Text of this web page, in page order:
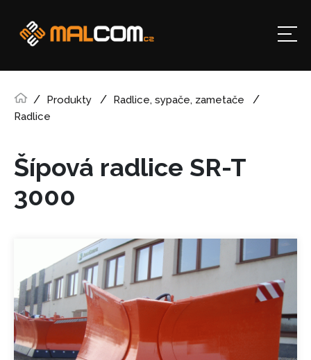
Produkty
Radlice, sypače, zametače
Radlice
Šípová radlice SR-T
3000